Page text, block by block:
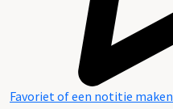
Favoriet of een notitie maken